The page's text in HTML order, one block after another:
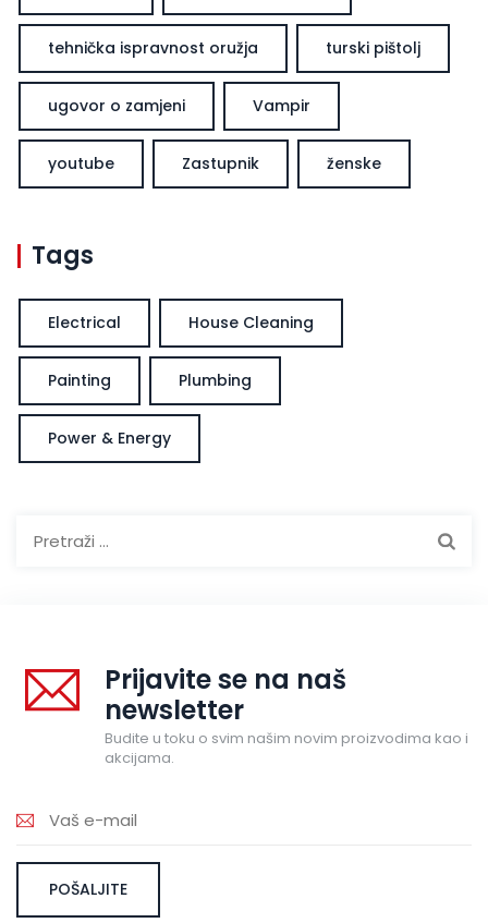
tehnička ispravnost oružja turski pištolj
ugovor o zamjeni Vampir
youtube Zastupnik ženske
Tags
Electrical House Cleaning
Painting Plumbing
Power & Energy
Prijavite se na naš
newsletter
Budite u toku o svim našim novim proizvodima kao i
akcijama.